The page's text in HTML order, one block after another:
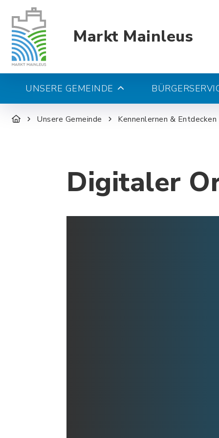
Markt Mainleus
UNSERE GEMEINDE
Unsere Gemeinde Kennenlernen & Entdecken
Digitaler